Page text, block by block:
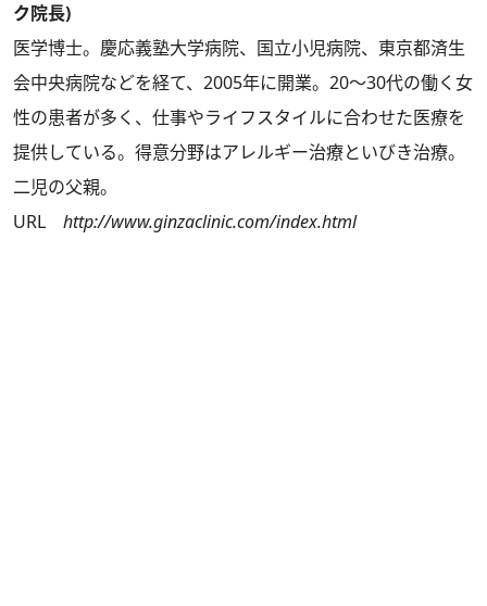
ク院長)
医学博士。慶応義塾大学病院、国立小児病院、東京都済生
会中央病院などを経て、2005年に開業。20～30代の働く女
性の患者が多く、仕事やライフスタイルに合わせた医療を
提供している。得意分野はアレルギー治療といびき治療。
二児の父親。
URL http://www.ginzaclinic.com/index.html